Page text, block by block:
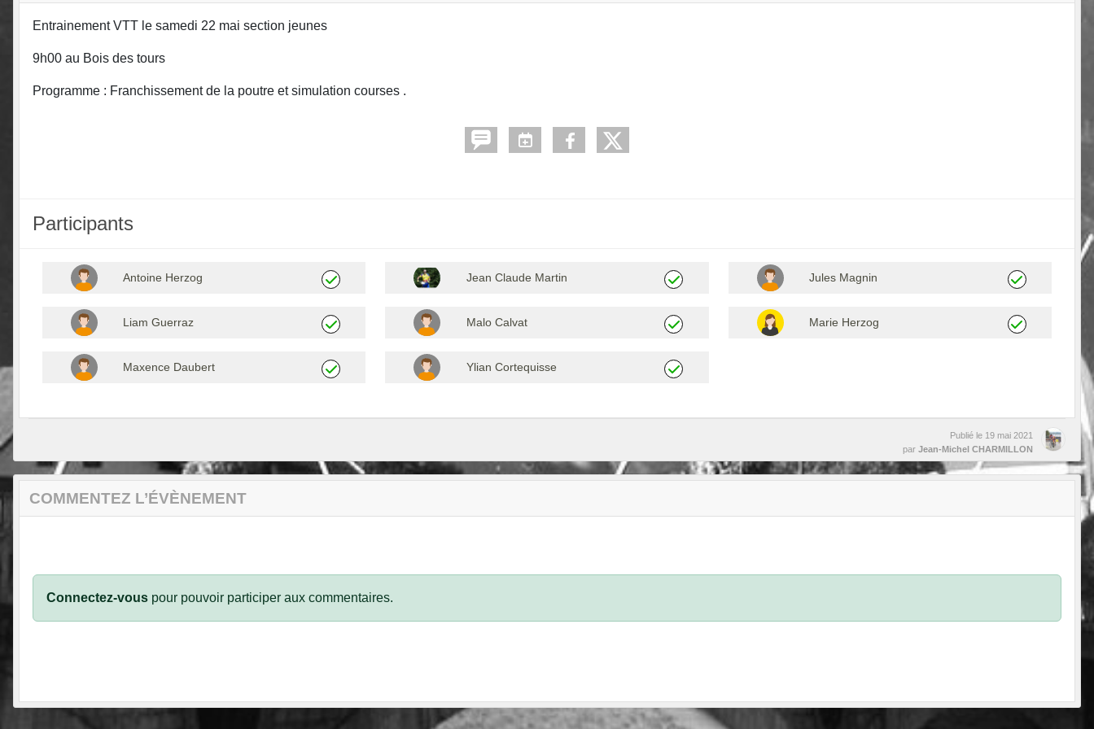
Entrainement VTT le samedi 22 mai section jeunes
9h00 au Bois des tours
Programme : Franchissement de la poutre et simulation courses .
Participants
Antoine Herzog Jean Claude Martin Jules Magnin
Liam Guerraz Malo Calvat Marie Herzog
Maxence Daubert Ylian Cortequisse
Publié le 19 mai 2021
par Jean-Michel CHARMILLON
COMMENTEZ L’ÉVÈNEMENT
Connectez-vous pour pouvoir participer aux commentaires.